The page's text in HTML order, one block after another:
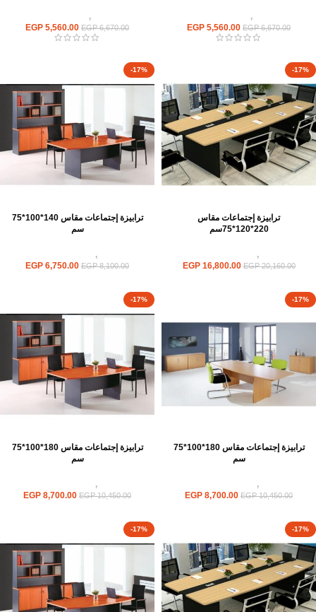
,
EGP6,670.00
EGP 5,560.00
,
EGP6,670.00
EGP 5,560.00
-17%
ترابيزة إجتماعات مقاس
220*120*75سم
ترابيزات,
EGP20,160.00
EGP16,800.00
-17%
ترابيزة إجتماعات مقاس 140*100*75
سم
ترابيزات,
EGP8,100.00
EGP 6,750.00
-17%
ترابيزة إجتماعات مقاس 180*100*75
سم
ترابيزات,
EGP10,450.00
EGP 8,700.00
-17%
ترابيزة إجتماعات مقاس 180*100*75
سم
ترابيزات,
EGP10,450.00
EGP 8,700.00
-17%
-17%